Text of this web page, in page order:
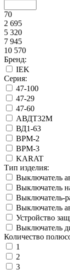
70
2 695
5 320
7 945
10 570
Бренд:
IEK
Серия:
47-100
47-29
47-60
АВДТ32М
ВД1-63
ВРМ-2
ВРМ-3
KARAT
Тип изделия:
Выключатель
Выключатель
Выключатель-
Выключатель
Устройство
Выключатель
Количество
1
2
3